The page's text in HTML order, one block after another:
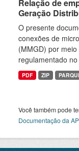
Relação de
Geração
O presente
conexões de
(MMGD) por
regulamentado
PDF ZIP
Você também pode
Documentação da